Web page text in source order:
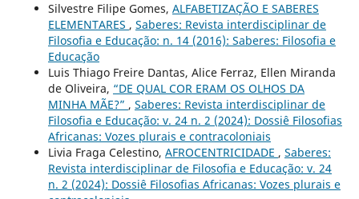
Silvestre Filipe Gomes, ALFABETIZAÇÃO E SABERES
ELEMENTARES , Saberes: Revista interdisciplinar de
Filosofia e Educação: n. 14 (2016): Saberes: Filosofia e
Educação
Luis Thiago Freire Dantas, Alice Ferraz, Ellen Miranda
de Oliveira, “DE QUAL COR ERAM OS OLHOS DA
MINHA MÃE?” , Saberes: Revista interdisciplinar de
Filosofia e Educação: v. 24 n. 2 (2024): Dossiê Filosofias
Africanas: Vozes plurais e contracoloniais
Livia Fraga Celestino, AFROCENTRICIDADE , Saberes:
Revista interdisciplinar de Filosofia e Educação: v. 24
n. 2 (2024): Dossiê Filosofias Africanas: Vozes plurais e